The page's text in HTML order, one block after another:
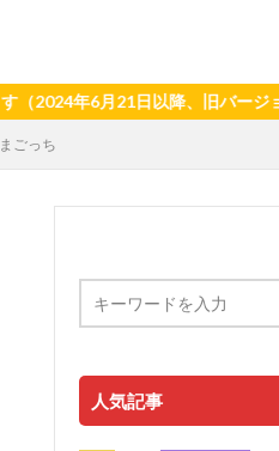
月21日以降、旧バージョンアプ
ごっち
人気記事